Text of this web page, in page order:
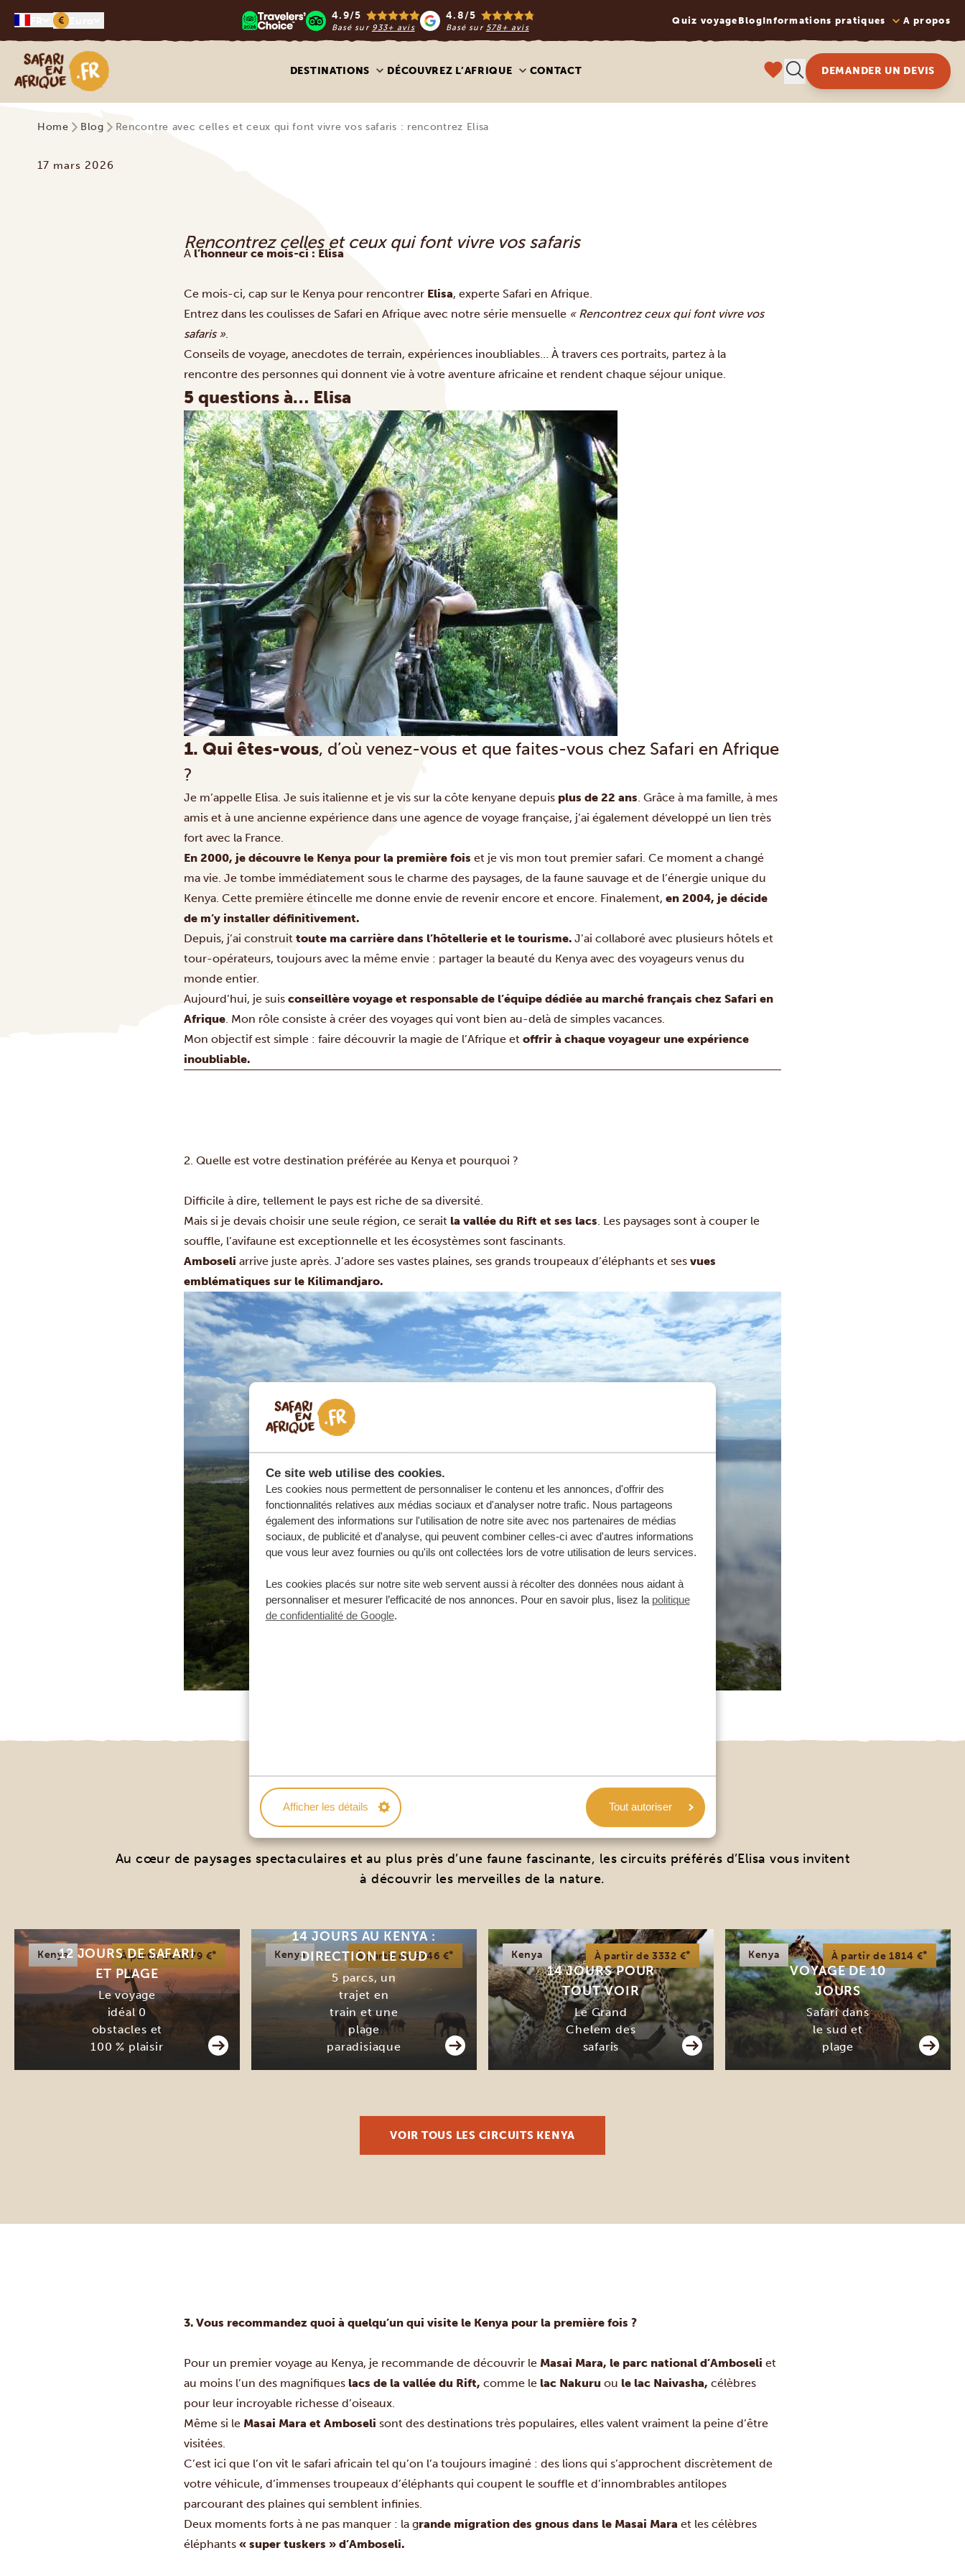
Ce site web utilise des cookies.
Les cookies nous permettent de personnaliser le contenu et les annonces, d'offrir des
fonctionnalités relatives aux médias sociaux et d'analyser notre trafic. Nous partageons
également des informations sur l'utilisation de notre site avec nos partenaires de médias
sociaux, de publicité et d'analyse, qui peuvent combiner celles-ci avec d'autres informations
que vous leur avez fournies ou qu'ils ont collectées lors de votre utilisation de leurs services.
Les cookies placés sur notre site web servent aussi à récolter des données nous aidant à
personnaliser et mesurer l’efficacité de nos annonces. Pour en savoir plus, lisez la politique
de confidentialité de Google.
Afficher les détails Tout autoriser
€ 4.9/5
Basé sur 933+ avis
4.8/5
Basé sur 578+ avis
Quiz voyage BlogInformations pratiques A propos
Safari en Afrique
DESTINATIONS DÉCOUVREZ L’AFRIQUE CONTACT DEMANDER UN DEVIS
Home Blog Rencontre avec celles et ceux qui font vivre vos safaris : rencontrez Elisa
17 mars 2026
Rencontrez celles et ceux qui font vivre vos safaris
À l’honneur ce mois-ci : Elisa
Ce mois-ci, cap sur le Kenya pour rencontrer Elisa, experte Safari en Afrique.
Entrez dans les coulisses de Safari en Afrique avec notre série mensuelle « Rencontrez ceux qui font vivre vos
safaris ».
Conseils de voyage, anecdotes de terrain, expériences inoubliables… À travers ces portraits, partez à la
rencontre des personnes qui donnent vie à votre aventure africaine et rendent chaque séjour unique.
5 questions à… Elisa
1. Qui êtes-vous, d’où venez-vous et que faites-vous chez Safari en Afrique
?
Je m’appelle Elisa. Je suis italienne et je vis sur la côte kenyane depuis plus de 22 ans. Grâce à ma famille, à mes
amis et à une ancienne expérience dans une agence de voyage française, j’ai également développé un lien très
fort avec la France.
En 2000, je découvre le Kenya pour la première fois et je vis mon tout premier safari. Ce moment a changé
ma vie. Je tombe immédiatement sous le charme des paysages, de la faune sauvage et de l’énergie unique du
Kenya. Cette première étincelle me donne envie de revenir encore et encore. Finalement, en 2004, je décide
de m’y installer définitivement.
Depuis, j’ai construit toute ma carrière dans l’hôtellerie et le tourisme. J’ai collaboré avec plusieurs hôtels et
tour-opérateurs, toujours avec la même envie : partager la beauté du Kenya avec des voyageurs venus du
monde entier.
Aujourd’hui, je suis conseillère voyage et responsable de l’équipe dédiée au marché français chez Safari en
Afrique. Mon rôle consiste à créer des voyages qui vont bien au-delà de simples vacances.
Mon objectif est simple : faire découvrir la magie de l’Afrique et offrir à chaque voyageur une expérience
inoubliable.
2. Quelle est votre destination préférée au Kenya et pourquoi ?
Difficile à dire, tellement le pays est riche de sa diversité.
Mais si je devais choisir une seule région, ce serait la vallée du Rift et ses lacs. Les paysages sont à couper le
souffle, l’avifaune est exceptionnelle et les écosystèmes sont fascinants.
Amboseli arrive juste après. J’adore ses vastes plaines, ses grands troupeaux d’éléphants et ses vues
emblématiques sur le Kilimandjaro.
LES TOURS FAVORIS D'ELISA
Au cœur de paysages spectaculaires et au plus près d’une faune fascinante, les circuits préférés d’Elisa vous invitent
à découvrir les merveilles de la nature.
Kenya À partir de 1879 €*
12 JOURS DE SAFARI
ET PLAGE
Le voyage
idéal 0
obstacles et
100 % plaisir
Kenya À partir de 2746 €*
14 JOURS AU KENYA :
DIRECTION LE SUD
5 parcs, un
trajet en
train et une
plage
paradisiaque
Kenya À partir de 3332 €*
14 JOURS POUR
TOUT VOIR
Le Grand
Chelem des
safaris
Kenya À partir de 1814 €*
VOYAGE DE 10
JOURS
Safari dans
le sud et
plage
VOIR TOUS LES CIRCUITS KENYA
3. Vous recommandez quoi à quelqu’un qui visite le Kenya pour la première fois ?
Pour un premier voyage au Kenya, je recommande de découvrir le Masai Mara, le parc national d’Amboseli et
au moins l’un des magnifiques lacs de la vallée du Rift, comme le lac Nakuru ou le lac Naivasha, célèbres
pour leur incroyable richesse d’oiseaux.
Même si le Masai Mara et Amboseli sont des destinations très populaires, elles valent vraiment la peine d’être
visitées.
C’est ici que l’on vit le safari africain tel qu’on l’a toujours imaginé : des lions qui s’approchent discrètement de
votre véhicule, d’immenses troupeaux d’éléphants qui coupent le souffle et d’innombrables antilopes
parcourant des plaines qui semblent infinies.
Deux moments forts à ne pas manquer : la grande migration des gnous dans le Masai Mara et les célèbres
éléphants « super tuskers » d’Amboseli.